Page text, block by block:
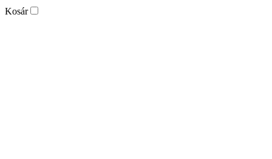
Kosár